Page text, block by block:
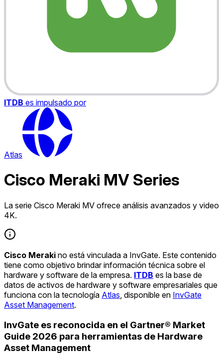
ITDB es impulsado por
Atlas
Cisco Meraki MV Series
La serie Cisco Meraki MV ofrece análisis avanzados y video
4K.
Cisco Meraki no está vinculada a InvGate. Este contenido
tiene como objetivo brindar información técnica sobre el
hardware y software de la empresa. ITDB es la base de
datos de activos de hardware y software empresariales que
funciona con la tecnología Atlas , disponible en InvGate
Asset Management.
InvGate es reconocida en el Gartner® Market
Guide 2026 para herramientas de Hardware
Asset Management